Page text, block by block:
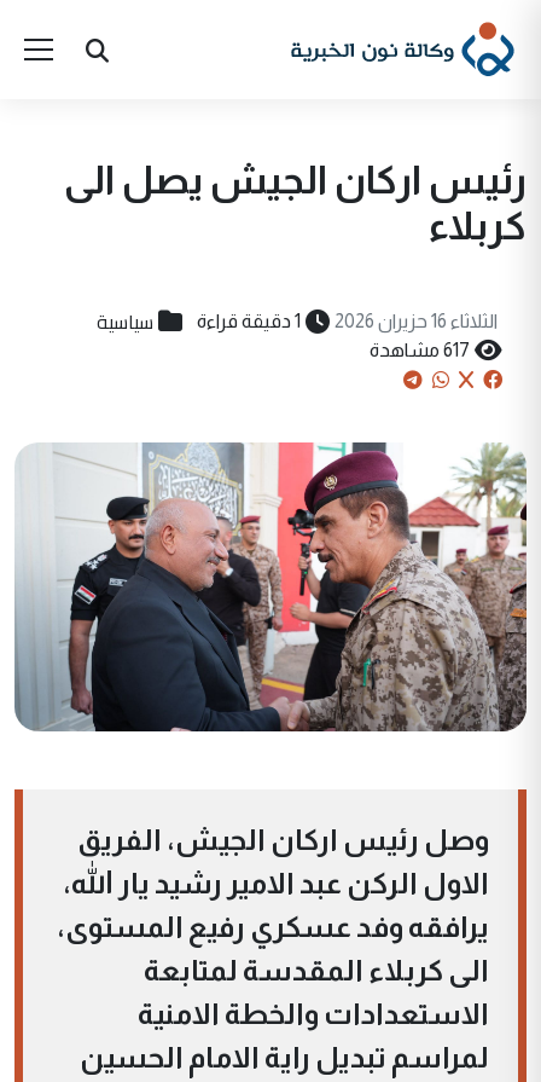
رئيس اركان الجيش يصل الى
كربلاء
الثلاثاء 16 حزيران 2026 1 دقيقة قراءة سياسية
617 مشاهدة
وصل رئيس اركان الجيش، الفريق
الاول الركن عبد الامير رشيد يار الله،
يرافقه وفد عسكري رفيع المستوى،
الى كربلاء المقدسة لمتابعة
الاستعدادات والخطة الامنية
لمراسم تبديل راية الامام الحسين